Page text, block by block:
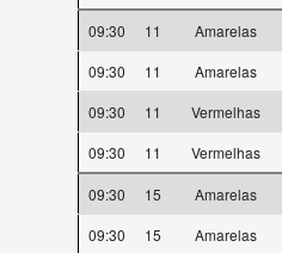
09:30 11 Amarelas
09:30
11 Amarelas
09:30
11 Vermelhas
09:30
11 Vermelhas
09:30 15 Amarelas
09:30
15 Amarelas